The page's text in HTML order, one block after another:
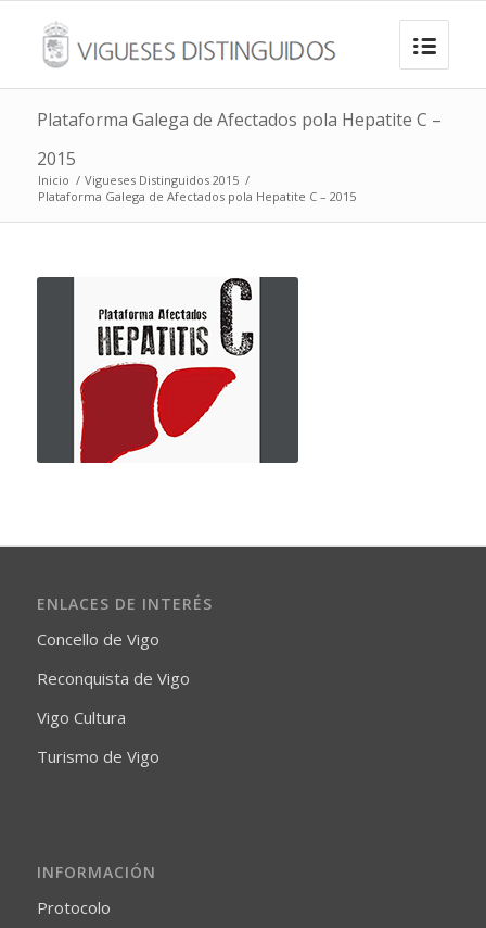
Plataforma Galega de Afectados pola Hepatite C –
2015
Inicio / Vigueses Distinguidos 2015 /
Plataforma Galega de Afectados pola Hepatite C – 2015
ENLACES DE INTERÉS
Concello de Vigo
Reconquista de Vigo
Vigo Cultura
Turismo de Vigo
INFORMACIÓN
Protocolo